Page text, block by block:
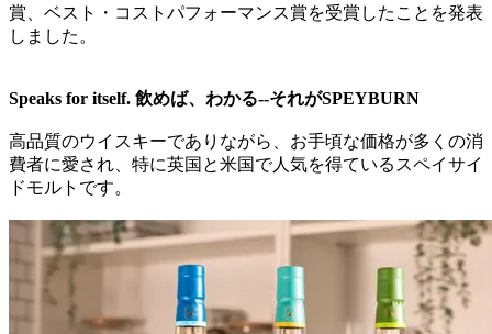
賞、ベスト・コストパフォーマンス賞を受賞したことを発表
しました。
Speaks for itself. 飲めば、わかる--それがSPEYBURN
高品質のウイスキーでありながら、お手頃な価格が多くの消
費者に愛され、特に英国と米国で人気を得ているスペイサイ
ドモルトです。